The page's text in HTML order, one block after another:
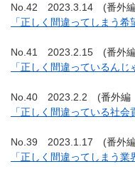
No.42 2023.3.14 (番外
「正しく間違ってしまう希
No.41 2023.2.15 (番外
「正しく間違っているんじ
No.40 2023.2.2 (番外
「正しく間違っている社会
No.39 2023.1.17 (番外
「正しく間違ってしまう業